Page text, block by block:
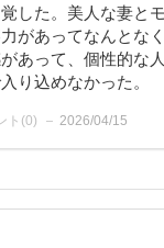
した。美人な妻と
力があってなんと
あって、個性的な
り込めなかった。
ト(0) 2026/04/15